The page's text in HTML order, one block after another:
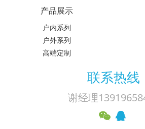
产品展示
户内系列
户外系列
高端定制
联系热线
谢经理